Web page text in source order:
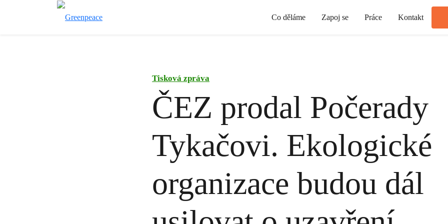
Co děláme Zapoj se Práce Kontakt
Tisková zpráva
ČEZ prodal Počerady
Tykačovi. Ekologické
organizace budou dál